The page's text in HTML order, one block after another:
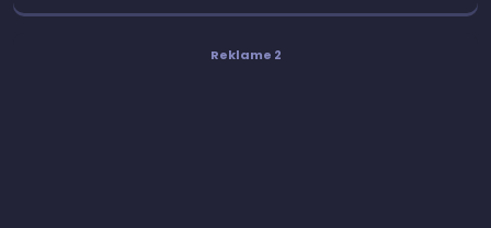
Reklame 2